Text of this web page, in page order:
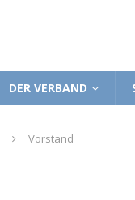
DER VERBAND
Vorstand